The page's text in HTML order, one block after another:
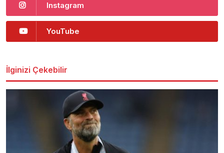
Instagram
YouTube
İlginizi Çekebilir